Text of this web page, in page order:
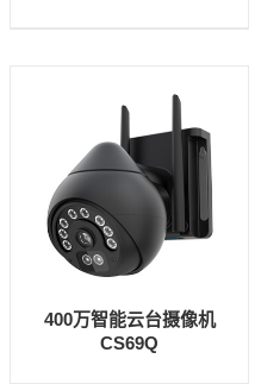
400万智能云台摄像机
CS69Q